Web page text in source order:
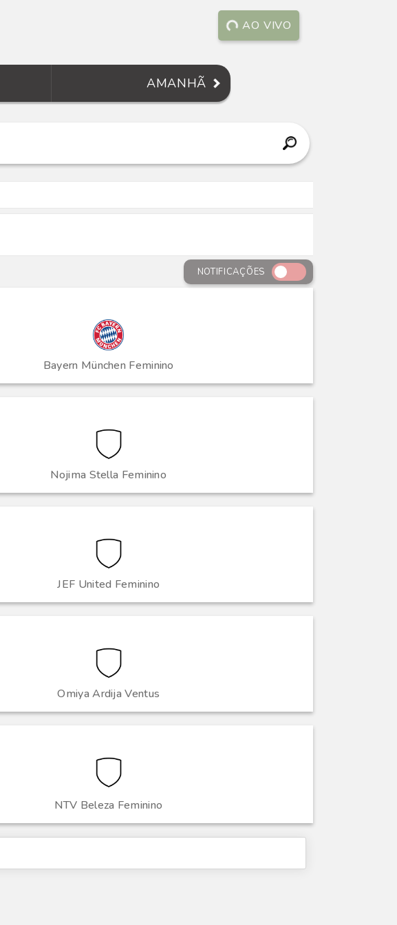
AO VIVO
AMANHÃ
NOTIFICAÇÕES
Bayern München Feminino
Nojima Stella Feminino
JEF United Feminino
Omiya Ardija Ventus
NTV Beleza Feminino